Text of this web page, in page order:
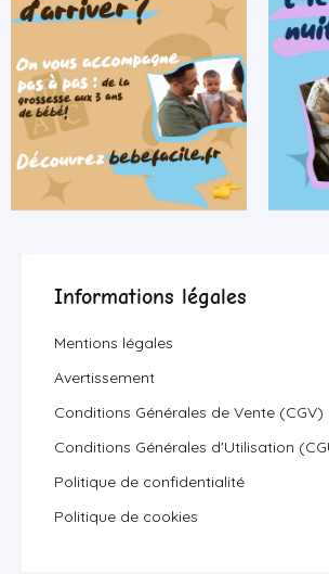
Informations légales
Mentions légales
Avertissement
Conditions Générales de Vente (CGV)
Conditions Générales d'Utilisation
Politique de confidentialité
Politique de cookies